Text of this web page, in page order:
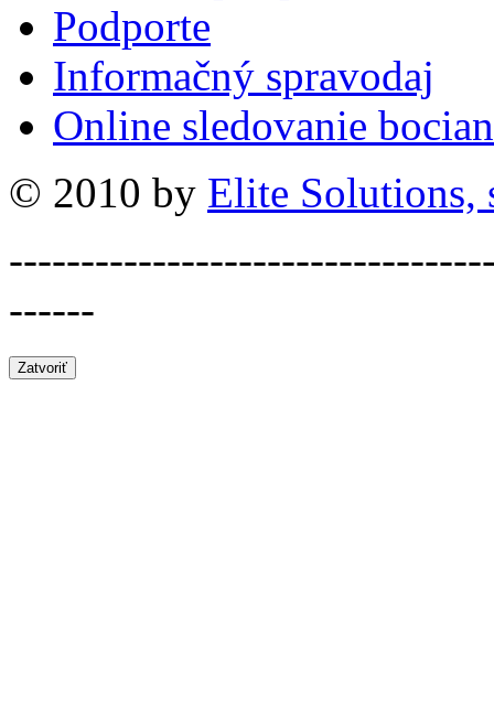
Podporte
Informačný spravodaj
Online sledovanie
© 2010 by Elite Solutions,
------